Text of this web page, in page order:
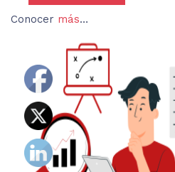
Conocer más…